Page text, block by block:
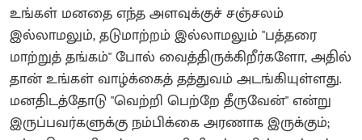
உங்கள் மனதை எந்த அளவுக்குச் சஞ்சலம்
இல்லாமலும், தடுமாற்றம் இல்லாமலும் "பத்தரை
மாற்றுத் தங்கம்" போல் வைத்திருக்கிறீர்களோ, அதில்
தான் உங்கள் வாழ்க்கைத் தத்துவம் அடங்கியுள்ளது.
மனதிடத்தோடு "வெற்றி பெற்றே தீருவேன்" என்று
இருப்பவர்களுக்கு நம்பிக்கை அரணாக இருக்கும்;